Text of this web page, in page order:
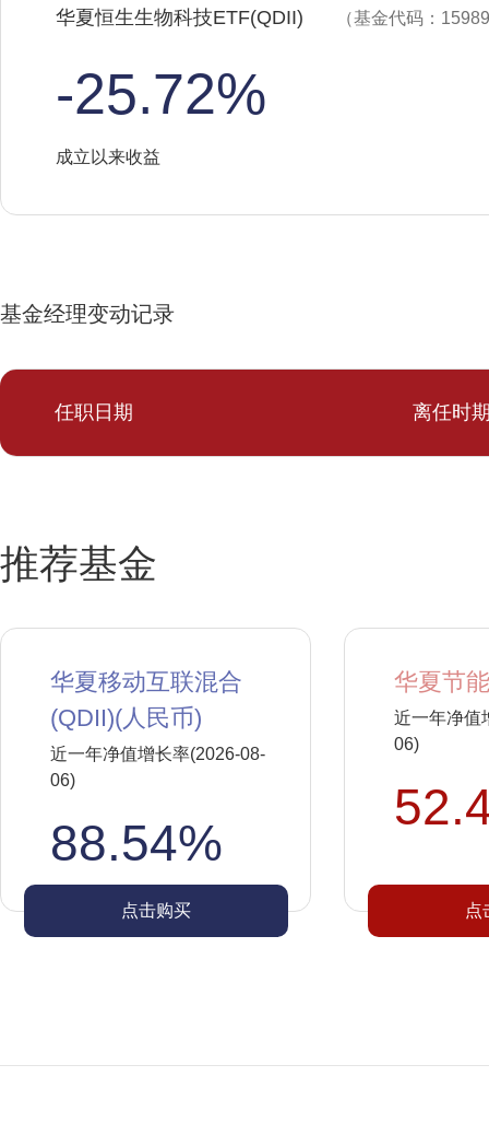
华夏恒生生物科技ETF(QDII) （基金代码：
-25.72%
成立以来收益
基金经理变动记录
任职日期 离任时
推荐基金
华夏移动互联混合
(QDII)(人民币)
近一年净值增长率(2026-08-
06)
88.54%
点击购买
华夏节
近一年净值
06)
点